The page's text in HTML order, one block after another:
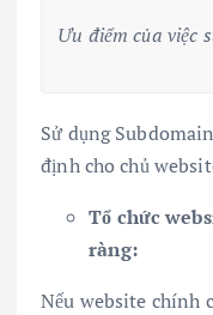
Ưu điểm của việc
Sử dụng
định cho chủ
Tổ chức
ràng:
Nếu website chính